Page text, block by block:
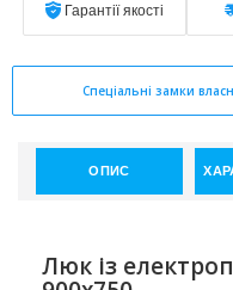
Гарантії якості
Спеціальні замки
ОПИС
Люк із